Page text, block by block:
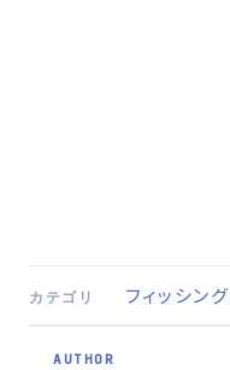
カテゴリ フィッシング